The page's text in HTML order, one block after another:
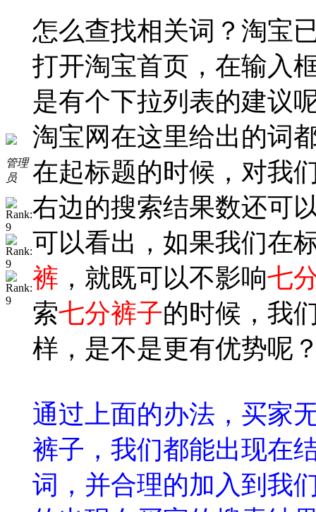
管理
员
怎么查找相关词？淘宝
打开淘宝首页，在输入
是有个下拉列表的建议
淘宝网在这里给出的词
在起标题的时候，对我
右边的搜索结果数还可
可以看出，如果我们在
裤 ，就既可以不影响七
索七分裤子的时候，我
样，是不是更有优势呢
通过上面的办法，买家
裤子，我们都能出现在
词，并合理的加入到我